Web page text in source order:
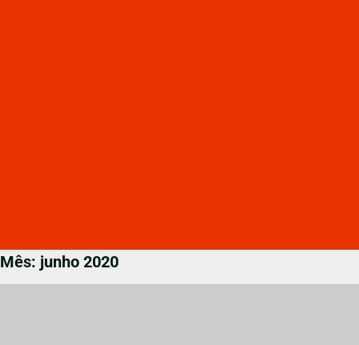
Mês: junho 2020